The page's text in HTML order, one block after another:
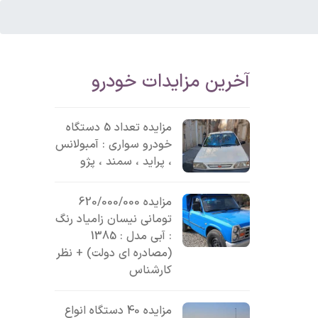
آخرین مزایدات خودرو
مزایده تعداد 5 دستگاه
خودرو سواری : آمبولانس
، پراید ، سمند ، پژو
مزایده 620/000/000
تومانی نیسان زامیاد رنگ
: آبی مدل : 1385
(مصادره ای دولت) + نظر
کارشناس
مزایده 40 دستگاه انواع